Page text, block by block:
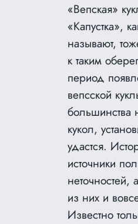
«Вепская»
«Капустка»,
называют,
к таким
период
вепсской
большинства
кукол,
удастся.
источники
неточностей,
из них и
Известно